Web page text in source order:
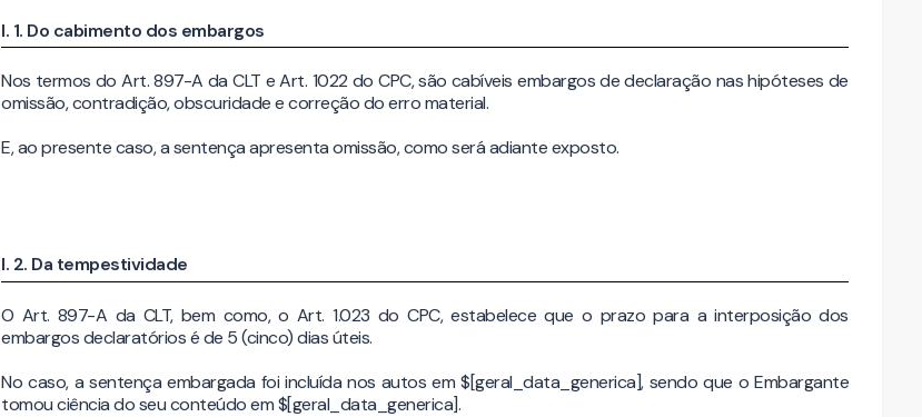
I. 1. Do cabimento dos embargos
Nos termos do Art. 897-A da CLT e Art. 1022 do CPC, são cabíveis embargos de declaração nas hipóteses de
omissão, contradição, obscuridade e correção do erro material.
E, ao presente caso, a sentença apresenta omissão, como será adiante exposto.
I. 2. Da tempestividade
O Art. 897-A da CLT, bem como, o Art. 1.023 do CPC, estabelece que o prazo para a interposição dos
embargos declaratórios é de 5 (cinco) dias úteis.
No caso, a sentença embargada foi incluída nos autos em $[geral_data_generica], sendo que o Embargante
tomou ciência do seu conteúdo em $[geral_data_generica].